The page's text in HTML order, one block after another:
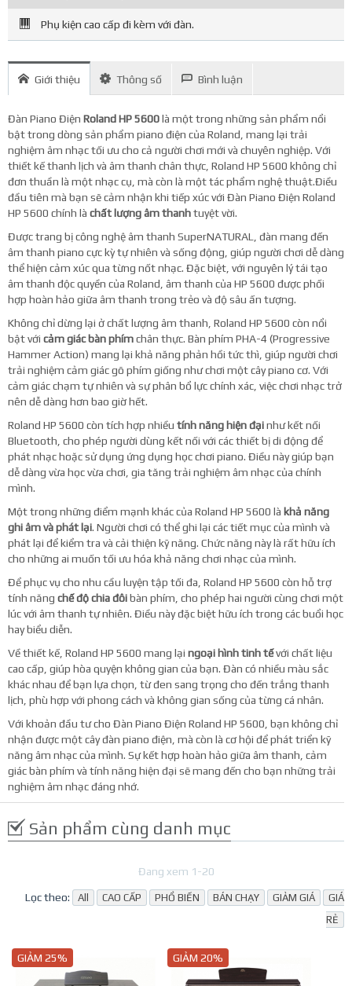
Phụ kiện cao cấp đi kèm với đàn.
Giới thiệu Thông số Bình luận
Đàn Piano Điện Roland HP 5600là một trong những sản phẩm nổi
bật trong dòng sản phẩm piano điện của Roland, mang lại trải
nghiệm âm nhạc tối ưu cho cả người chơi mới và chuyên nghiệp. Với
thiết kế thanh lịch và âm thanh chân thực, Roland HP 5600 không chỉ
đơn thuần là một nhạc cụ, mà còn là một tác phẩm nghệ thuật.Điều
đầu tiên mà bạn sẽ cảm nhận khi tiếp xúc với Đàn Piano Điện Roland
HP 5600 chính là chất lượng âm thanhtuyệt vời.
Được trang bị công nghệ âm thanh SuperNATURAL, đàn mang đến
âm thanh piano cực kỳ tự nhiên và sống động, giúp người chơi dễ dàng
thể hiện cảm xúc qua từng nốt nhạc. Đặc biệt, với nguyên lý tái tạo
âm thanh độc quyền của Roland, âm thanh của HP 5600 được phối
hợp hoàn hảo giữa âm thanh trong trẻo và độ sâu ấn tượng.
Không chỉ dừng lại ở chất lượng âm thanh, Roland HP 5600 còn nổi
bật với cảm giác bàn phímchân thực. Bàn phím PHA-4 (Progressive
Hammer Action) mang lại khả năng phản hồi tức thì, giúp người chơi
trải nghiệm cảm giác gõ phím giống như chơi một cây piano cơ. Với
cảm giác chạm tự nhiên và sự phân bổ lực chính xác, việc chơi nhạc trở
nên dễ dàng hơn bao giờ hết.
Roland HP 5600 còn tích hợp nhiều tính năng hiện đạinhư kết nối
Bluetooth, cho phép người dùng kết nối với các thiết bị di động để
phát nhạc hoặc sử dụng ứng dụng học chơi piano. Điều này giúp bạn
dễ dàng vừa học vừa chơi, gia tăng trải nghiệm âm nhạc của chính
mình.
Một trong những điểm mạnh khác của Roland HP 5600 là khả năng
ghi âm và phát lại. Người chơi có thể ghi lại các tiết mục của mình và
phát lại để kiểm tra và cải thiện kỹ năng. Chức năng này là rất hữu ích
cho những ai muốn tối ưu hóa khả năng chơi nhạc của mình.
Để phục vụ cho nhu cầu luyện tập tối đa, Roland HP 5600 còn hỗ trợ
tính năng chế độ chia đôibàn phím, cho phép hai người cùng chơi một
lúc với âm thanh tự nhiên. Điều này đặc biệt hữu ích trong các buổi học
hay biểu diễn.
Về thiết kế, Roland HP 5600 mang lại ngoại hình tinh tếvới chất liệu
cao cấp, giúp hòa quyện không gian của bạn. Đàn có nhiều màu sắc
khác nhau để bạn lựa chọn, từ đen sang trọng cho đến trắng thanh
lịch, phù hợp với phong cách và không gian sống của từng cá nhân.
Với khoản đầu tư cho Đàn Piano Điện Roland HP 5600, bạn không chỉ
nhận được một cây đàn piano điện, mà còn là cơ hội để phát triển kỹ
năng âm nhạc của mình. Sự kết hợp hoàn hảo giữa âm thanh, cảm
giác bàn phím và tính năng hiện đại sẽ mang đến cho bạn những trải
nghiệm âm nhạc đáng nhớ.
Sản phẩm cùng danh mục
Đang xem 1-20
Lọc theo: All CAO CẤP PHỔ BIẾN BÁN CHẠY GIẢM GIÁ
GIÁ
RẺ
GIẢM 25% GIẢM 20%